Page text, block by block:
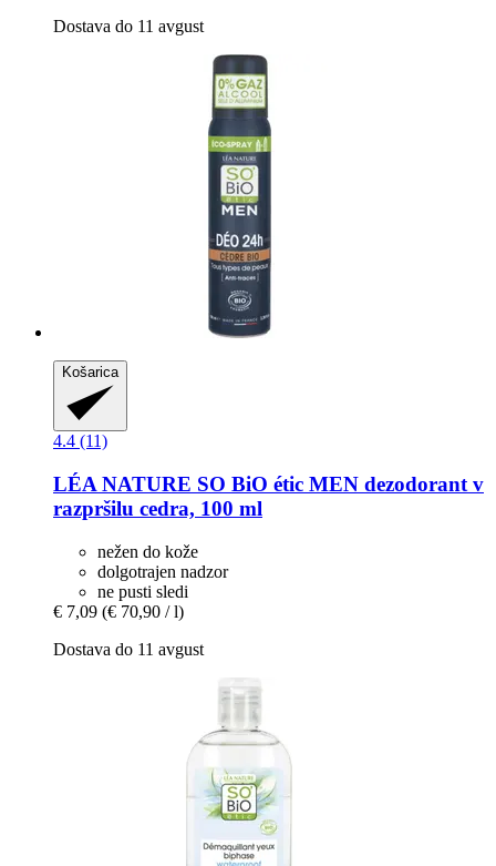
Dostava do 11 avgust
Košarica
4.4 (11)
LÉA NATURE SO BiO étic MEN dezodorant v
razpršilu cedra, 100 ml
nežen do kože
dolgotrajen nadzor
ne pusti sledi
€ 7,09 (€ 70,90 / l)
Dostava do 11 avgust